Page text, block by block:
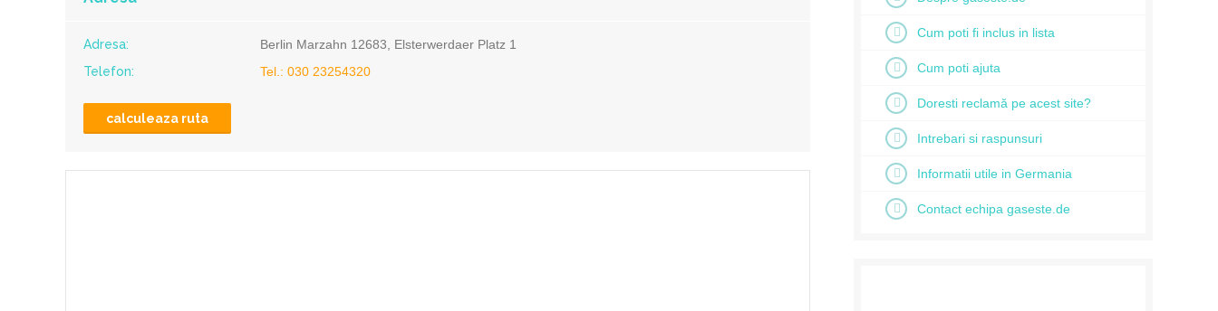
Adresa:
Berlin Marzahn 12683, Elsterwerdaer Platz 1
Telefon:
Tel.: 030 23254320
calculeaza ruta
Cum poti fi inclus in lista
Cum poti ajuta
Doresti reclamă pe acest site?
Intrebari si raspunsuri
Informatii utile in Germania
Contact echipa gaseste.de